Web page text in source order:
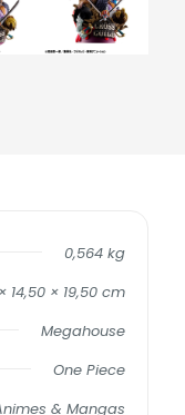
0,564 kg
14,50 × 19,50 cm
Megahouse
One Piece
& Mangas